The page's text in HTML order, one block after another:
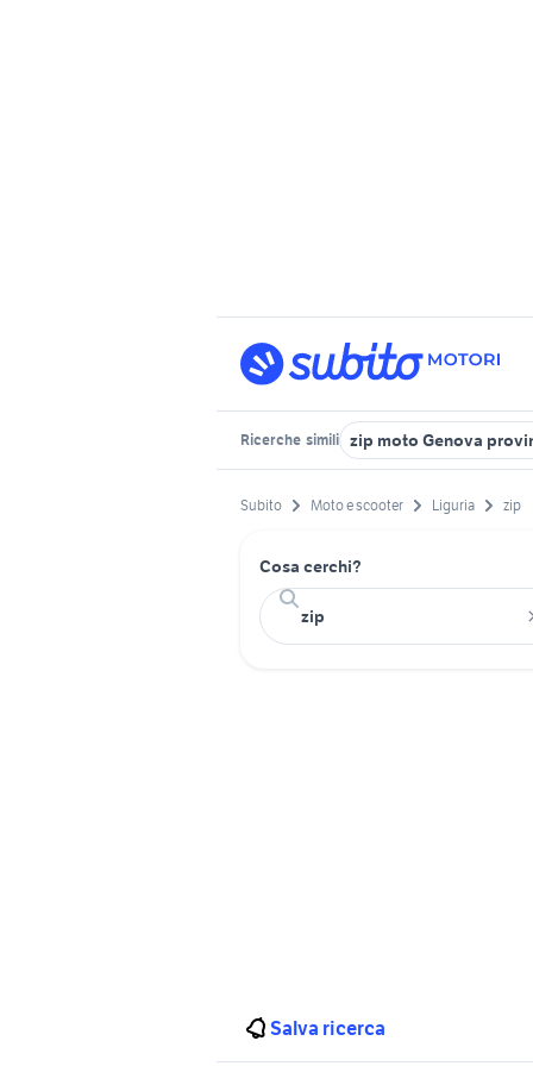
Ricerche simili zip moto Genova
Subito Moto e scooter Liguria zip
Cosa cerchi?
Salva ricerca